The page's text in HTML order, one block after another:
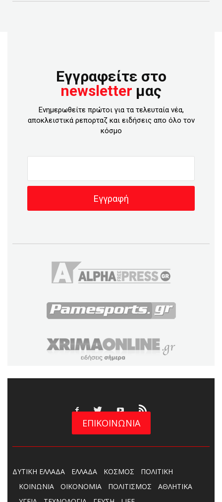
Εγγραφείτε στο
newsletter μας
Ενημερωθείτε πρώτοι για τα τελευταία νέα,
αποκλειστικά ρεπορταζ και ειδήσεις απο όλο τον
κόσμο
ΕΠΙΚΟΙΝΩΝΙΑ
ΔΥΤΙΚΗ ΕΛΛΑΔΑ ΕΛΛΑΔΑ ΚΟΣΜΟΣ
ΠΟΛΙΤΙΚΗ
ΚΟΙΝΩΝΙΑ
ΟΙΚΟΝΟΜΙΑ ΠΟΛΙΤΙΣΜΟΣ
ΑΘΛΗΤΙΚΑ